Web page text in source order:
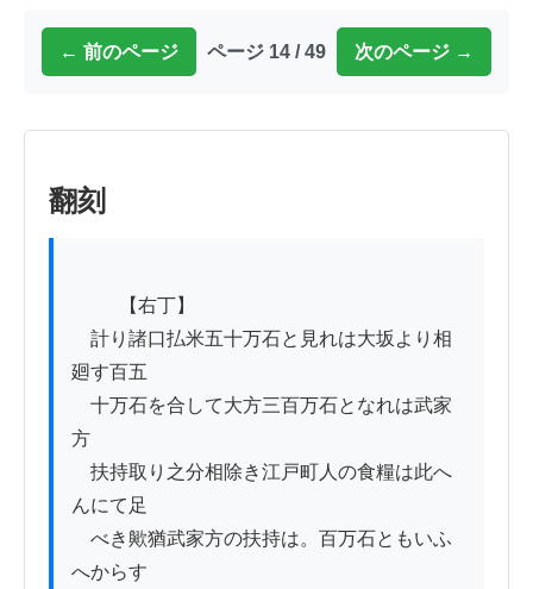
← 前のページ ページ 14 / 49 次のページ →
翻刻
計り諸口払米五十万石と見れは大坂より相
廻す百五
十万石を合して大方三百万石となれは武家
方
扶持取り之分相除き江戸町人の食糧は此へ
んにて足
べき歟猶武家方の扶持は。百万石ともいふ
へからす